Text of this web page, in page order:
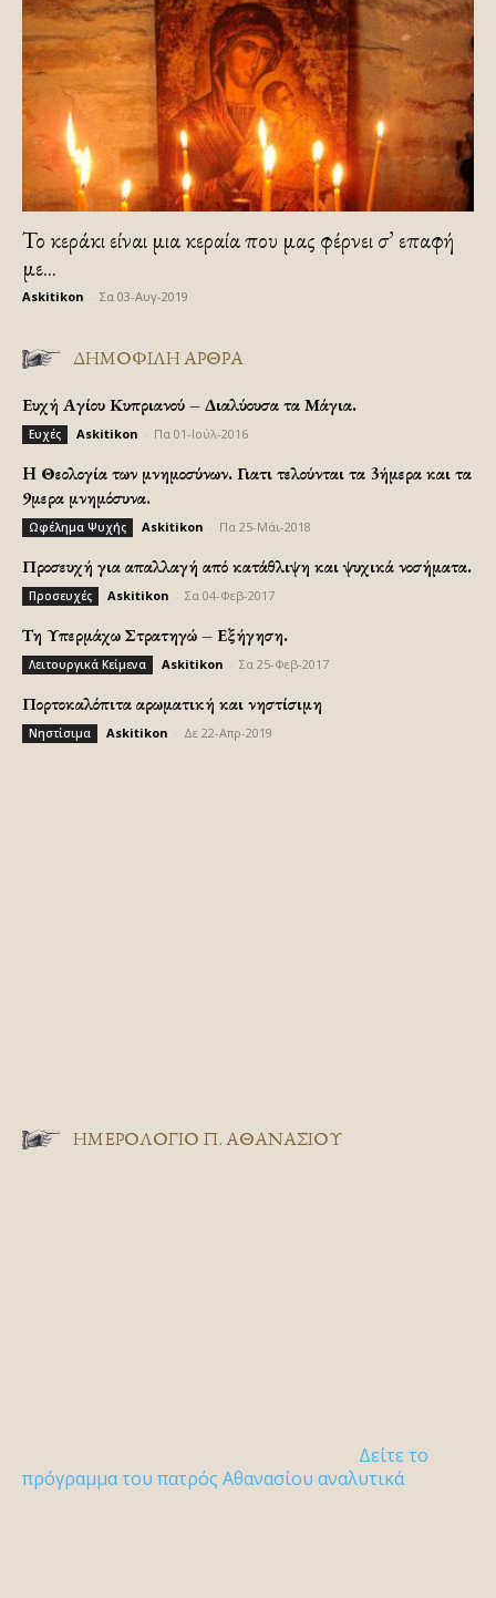
Το κεράκι είναι μια κεραία που μας φέρνει σ’ επαφή
με...
Askitikon Σα 03-Αυγ-2019
ΔΗΜΟΦΙΛΗ ΑΡΘΡΑ
Ευχή Αγίου Κυπριανού – Διαλύουσα τα Μάγια.
Ευχές Askitikon Πα 01-Ιούλ-2016
H Θεολογία των μνημοσύνων. Γιατι τελούνται τα 3ήμερα και τα
9μερα μνημόσυνα.
Ωφέλημα Ψυχής Askitikon Πα 25-Μάι-2018
Προσευχή για απαλλαγή από κατάθλιψη και ψυχικά νοσήματα.
Προσευχές Askitikon Σα 04-Φεβ-2017
Τη Υπερμάχω Στρατηγώ – Εξήγηση.
Λειτουργικά Κείμενα Askitikon Σα 25-Φεβ-2017
Πορτοκαλόπιτα αρωματική και νηστίσιμη
Νηστίσιμα Askitikon Δε 22-Απρ-2019
ΗΜΕΡΟΛΟΓΙΟ Π. ΑΘΑΝΑΣΙΟΥ
Δείτε το
πρόγραμμα του πατρός Αθανασίου αναλυτικά